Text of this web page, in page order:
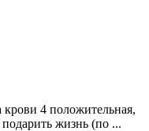
4 положительная,
жизнь (по ...